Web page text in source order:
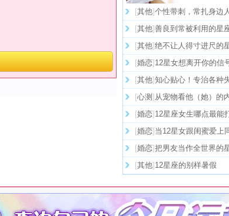
[其他]个性带刺，常扎身边
[其他]善良到常被利用的星
[其他]绝不让人得寸进尺的
[婚恋] 12星女想离开你的信
[其他]知心贴心！专治各种
[心测 ] 从宠物看他（她）的
[婚恋] 12星座女生哪点最能
[婚恋] 当12星女跟闺蜜爱上
[婚恋]把男友当作全世界的
[其他] 12星座的别样暑假